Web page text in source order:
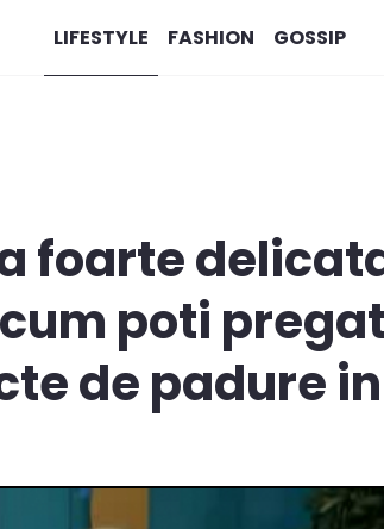
LIFESTYLE FASHION GOSSIP
foarte
poti
de padure